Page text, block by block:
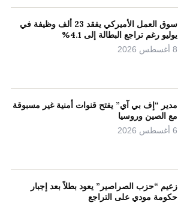
سوق العمل الأميركي يفقد 23 ألف وظيفة في
يوليو رغم تراجع البطالة إلى 4.1%
8 أغسطس 2026
مدير “إف بي آي” يفتح قنوات أمنية غير مسبوقة
مع الصين وروسيا
6 أغسطس 2026
زعيم “حزب الصراصير” يعود بطلاً بعد إجبار
حكومة مودي على التراجع